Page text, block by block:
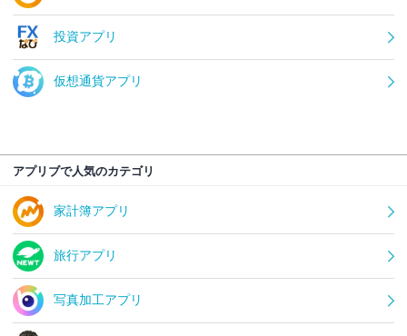
投資アプリ
仮想通貨アプリ
アプリブで人気のカテゴリ
家計簿アプリ
旅行アプリ
写真加工アプリ